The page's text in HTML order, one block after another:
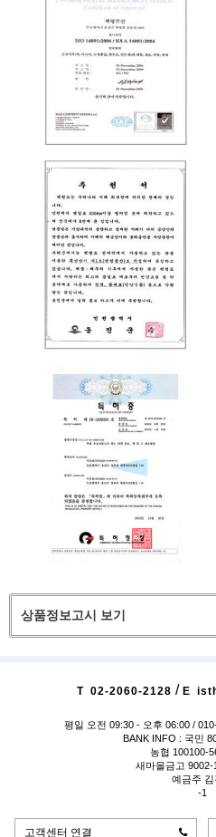
상품정보고시 보기
T 02-2060-2128 / E
평일 오전 09:30 - 오후 06:00 /
BANK INFO : 국민
농협 100100-
새마을금고 9002-
예금주 김
-1
고객센터 연결